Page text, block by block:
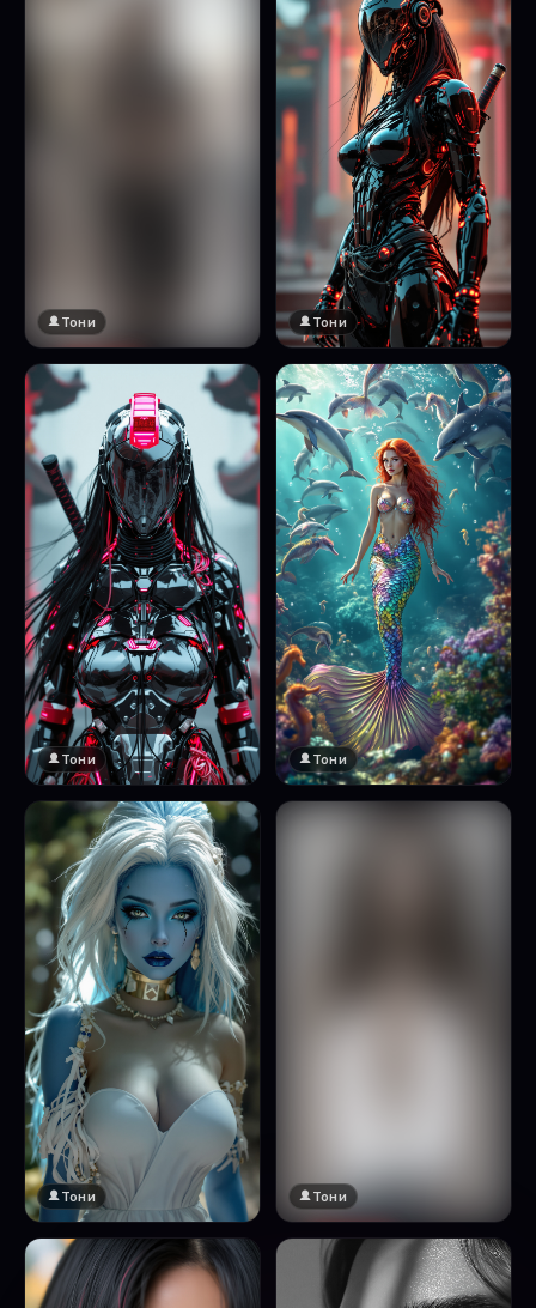
🔞 18+
Натисни за преглед
Тони Тони
Тони Тони
Тони
🔞 18+
Натисни за преглед
Тони